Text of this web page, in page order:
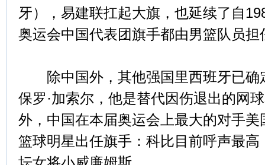
牙），易建联扛起大旗，也延续了自
奥运会中国代表团旗手都由男篮队员担
除中国外，其他强国里西班牙已确
保罗·加索尔，他是替代因伤退出的网
外，中国在本届奥运会上最大的对手
篮球明星出任旗手：科比目前呼声最高